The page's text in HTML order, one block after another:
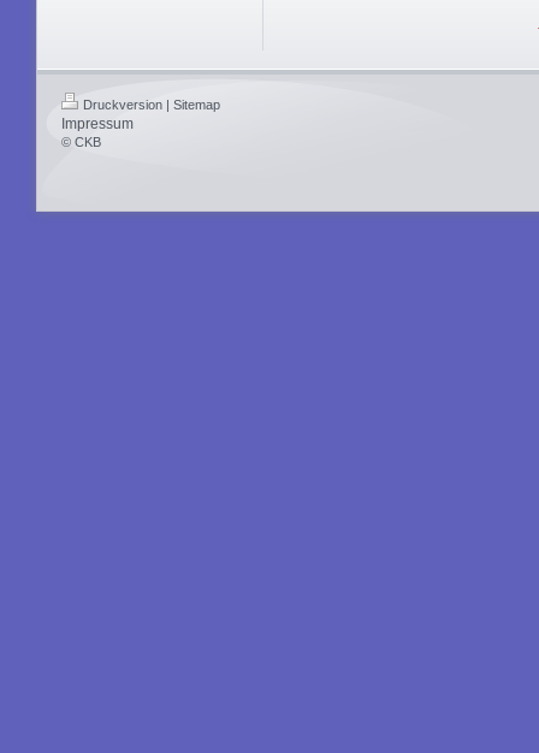
Druckversion | Sitemap
Impressum
© CKB